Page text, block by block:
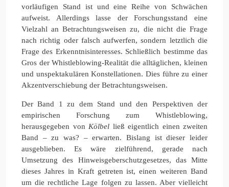
vorläufigen Stand ist und eine Reihe von Schwächen
aufweist. Allerdings lasse der Forschungsstand eine
Vielzahl an Betrachtungsweisen zu, die nicht die Frage
nach richtig oder falsch aufwerfen, sondern letztlich die
Frage des Erkenntnisinteresses. Schließlich bestimme das
Gros der Whistleblowing-Realität die alltäglichen, kleinen
und unspektakulären Konstellationen. Dies führe zu einer
Akzentverschiebung der Betrachtungsweisen.
Der Band 1 zu dem Stand und den Perspektiven der
empirischen Forschung zum Whistleblowing,
herausgegeben von Kölbel ließ eigentlich einen zweiten
Band – zu was? – erwarten. Bislang ist dieser leider
ausgeblieben. Es wäre zielführend, gerade nach
Umsetzung des Hinweisgeberschutzgesetzes, das Mitte
dieses Jahres in Kraft getreten ist, einen weiteren Band
um die rechtliche Lage folgen zu lassen. Aber vielleicht